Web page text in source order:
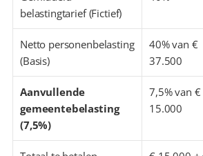
belastingtarief (Fictief)
Netto personenbelasting
(Basis)
40% van €
37.500
Aanvullende
gemeentebelasting
(7,5%)
7,5% van €
15.000